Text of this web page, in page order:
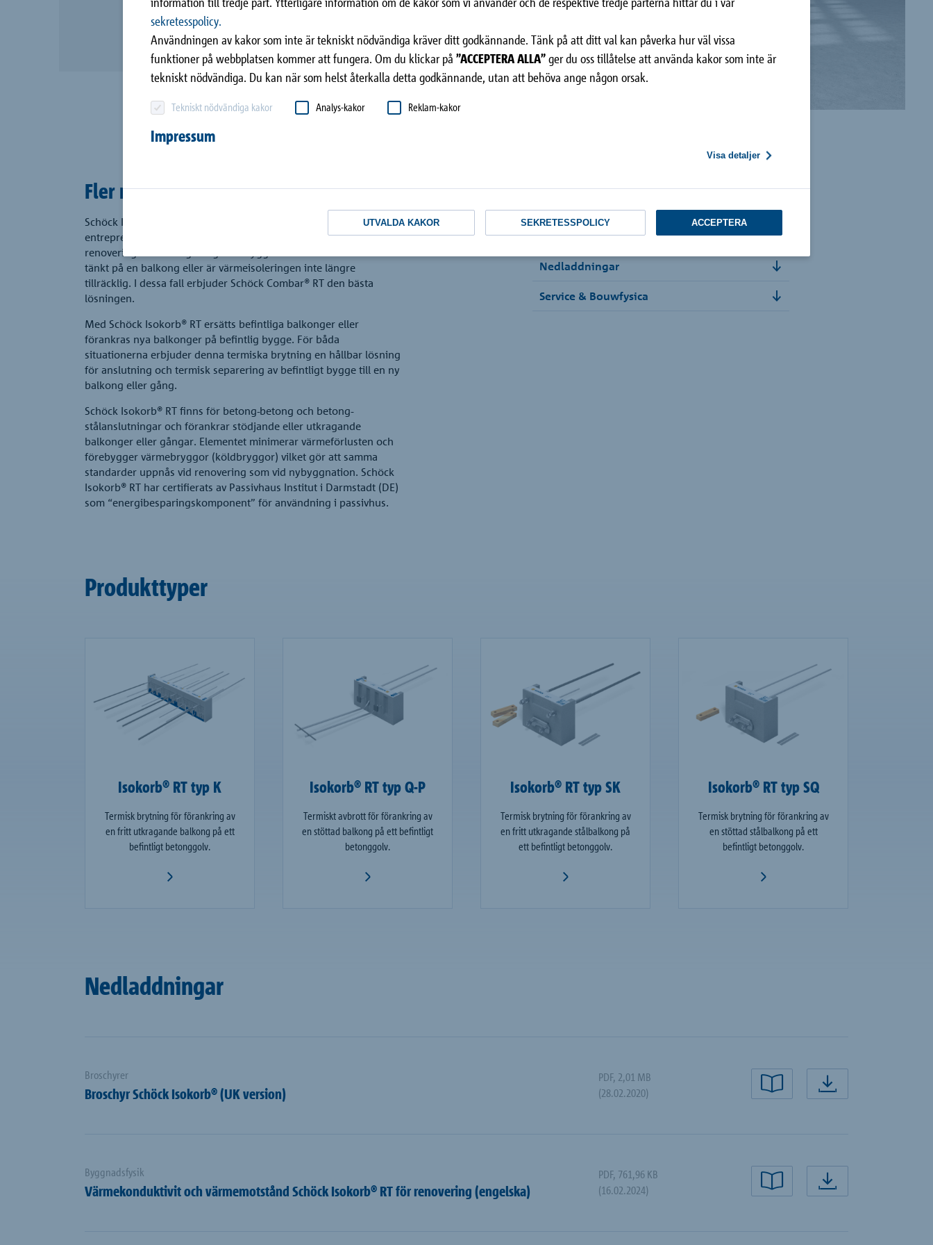
sekretesspolicy.
Användningen av kakor som inte är tekniskt nödvändiga kräver ditt godkännande. Tänk på att ditt val kan påverka hur väl vissa
funktioner på webbplatsen kommer att fungera. Om du klickar på ”ACCEPTERA ALLA”ger du oss tillåtelse att använda kakor som inte är
tekniskt nödvändiga. Du kan när som helst återkalla detta godkännande, utan att behöva ange någon orsak.
Tekniskt nödvändiga kakor Analys-kakor Reklam-kakor
Impressum
Visa detaljer
UTVALDA KAKOR SEKRETESSPOLICY ACCEPTERA
Fler möjligheter vid renovering
Schöck Isokorb® RT tekniken ger arkitekter, konstruktörer och
entreprenörer nya möjligheter för energisnål och effektiv
renovering av balkonger. I gamla byggnader har man oftast inte
tänkt på en balkong eller är värmeisoleringen inte längre
tillräcklig. I dessa fall erbjuder Schöck Combar® RT den bästa
lösningen.
Med Schöck Isokorb® RT ersätts befintliga balkonger eller
förankras nya balkonger på befintlig bygge. För båda
situationerna erbjuder denna termiska brytning en hållbar lösning
för anslutning och termisk separering av befintligt bygge till en ny
balkong eller gång.
Schöck Isokorb® RT finns för betong-betong och betong-
stålanslutningar och förankrar stödjande eller utkragande
balkonger eller gångar. Elementet minimerar värmeförlusten och
förebygger värmebryggor (köldbryggor) vilket gör att samma
standarder uppnås vid renovering som vid nybyggnation. Schöck
Isokorb® RT har certifierats av Passivhaus Institut i Darmstadt (DE)
som “energibesparingskomponent” för användning i passivhus.
Innehåll
Produkttyper
Nedladdningar
Service & Bouwfysica
Produkttyper
Isokorb® RT typ K
Termisk brytning för förankring av
en fritt utkragande balkong på ett
befintligt betonggolv.
Isokorb® RT typ Q-P
Termiskt avbrott för förankring av
en stöttad balkong på ett befintligt
betonggolv.
Isokorb® RT typ SK
Termisk brytning för förankring av
en fritt utkragande stålbalkong på
ett befintligt betonggolv.
Isokorb® RT typ SQ
Termisk brytning för förankring av
en stöttad stålbalkong på ett
befintligt betonggolv.
Nedladdningar
Broschyrer
Broschyr Schöck Isokorb® (UK version)
PDF, 2,01 MB
(28.02.2020)
läsa nuladda ner
Byggnadsfysik
Värmekonduktivit och värmemotstånd Schöck Isokorb® RT för renovering (engelska)
PDF, 761,96 KB
(16.02.2024)
läsa nuladda ner